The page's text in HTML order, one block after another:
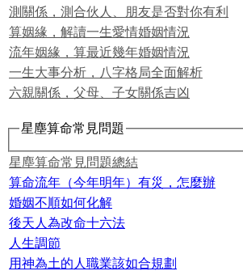
測關係，測合伙人、朋友是否對你有利
算姻緣，解讀一生愛情婚姻情況
流年姻緣，算最近幾年婚姻情況
一生大事分析，八字格局全面解析
六親關係，父母、子女關係吉凶
星塵算命常見問題
星塵算命常見問題總結
算命流年（今年明年）有災，怎麼辦
婚姻不順如何化解
後天人為改命十六法
人生調節
用神為土的人職業該如合規劃